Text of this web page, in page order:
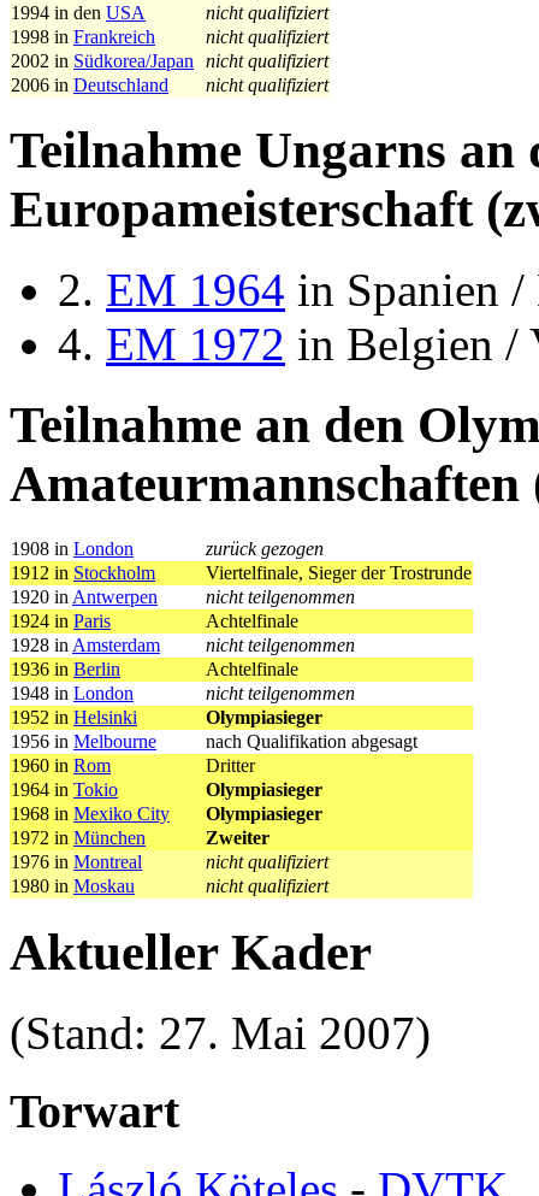
1994 in den USA
nicht qualifiziert
1998 in Frankreich
nicht qualifiziert
2002 in Südkorea/Japan
nicht qualifiziert
2006 in Deutschland nicht qualifiziert
Teilnahme Ungarns an
Europameisterschaft
2. EM 1964 in Spanien
4. EM 1972 in Belgien /
Teilnahme an den
Amateurmannschaften
1908 in London
zurück gezogen
1912 in Stockholm
Viertelfinale, Sieger der Trostrunde
1920 in Antwerpen
nicht teilgenommen
1924 in Paris
Achtelfinale
1928 in Amsterdam
nicht teilgenommen
1936 in Berlin
Achtelfinale
1948 in London
nicht teilgenommen
1952 in Helsinki
Olympiasieger
1956 in Melbourne
nach Qualifikation abgesagt
1960 in Rom
Dritter
1964 in Tokio
Olympiasieger
1968 in Mexiko City
Olympiasieger
1972 in München
Zweiter
1976 in Montreal
nicht qualifiziert
1980 in Moskau nicht qualifiziert
Aktueller Kader
(Stand: 27. Mai 2007)
Torwart